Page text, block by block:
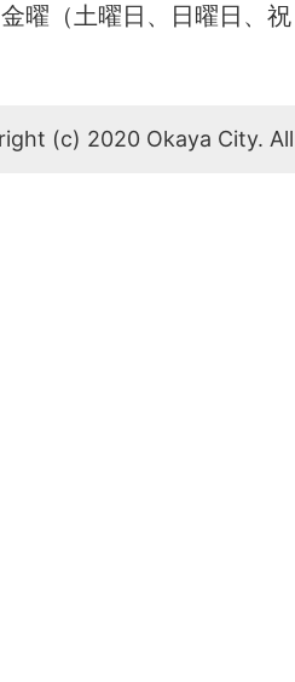
曜（土曜日、日曜日、
(c) 2020 Okaya City.